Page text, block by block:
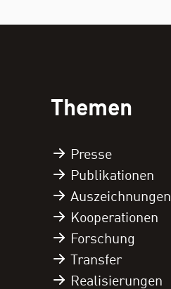
Themen
Presse
Publikationen
Auszeichnungen
Kooperationen
Forschung
Transfer
Realisierungen